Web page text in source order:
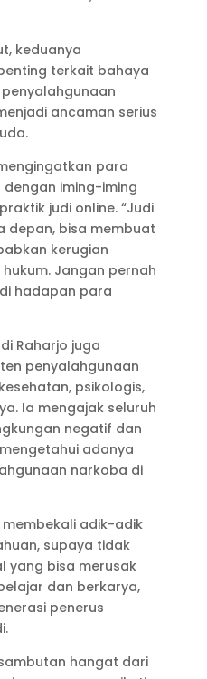
keduanya
terkait bahaya
ancaman serius
para
iming-iming
judi online. “Judi
depan, bisa membuat
kerugian
Jangan pernah
hadapan para
Raharjo juga
penyalahgunaan
psikologis,
Ia mengajak seluruh
negatif dan
adanya
narkoba di
membekali adik-adik
supaya tidak
yang bisa merusak
dan berkarya,
penerus
hangat dari